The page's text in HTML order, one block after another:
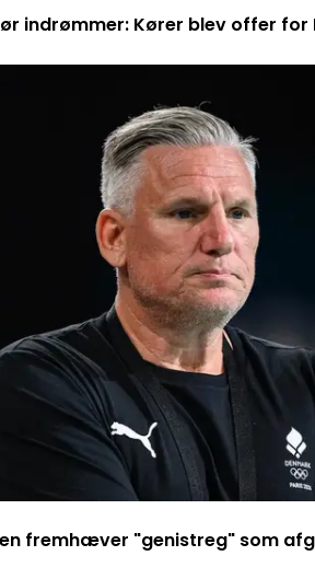
indrømmer: Kører blev offer
fremhæver "genistreg" som